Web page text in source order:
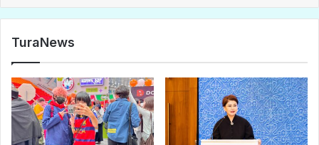
TuraNews